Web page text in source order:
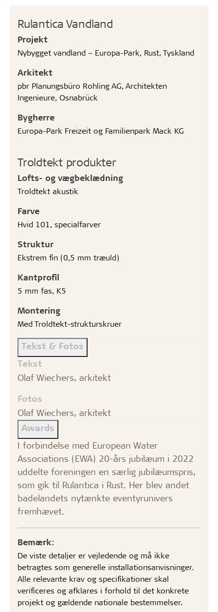
Rulantica Vandland
Projekt
Nybygget vandland – Europa-Park, Rust, Tyskland
Arkitekt
pbr Planungsbüro Rohling AG, Architekten
Ingenieure, Osnabrück
Bygherre
Europa-Park Freizeit og Familienpark Mack KG
Troldtekt produkter
Lofts- og vægbeklædning
Troldtekt akustik
Farve
Hvid 101, specialfarver
Struktur
Ekstrem fin (0,5 mm træuld)
Kantprofil
5 mm fas, K5
Montering
Med Troldtekt-strukturskruer
Tekst & Fotos
Tekst
Olaf Wiechers, arkitekt
Fotos
Olaf Wiechers, arkitekt
Awards
I forbindelse med European Water
Associations (EWA) 20-års jubilæum i 2022
uddelte foreningen en særlig jubilæumspris,
som gik til Rulantica i Rust. Her blev andet
badelandets nytænkte eventyrunivers
fremhævet.
Bemærk:
De viste detaljer er vejledende og må ikke
betragtes som generelle installationsanvisninger.
Alle relevante krav og specifikationer skal
verificeres og afklares i forhold til det konkrete
projekt og gældende nationale bestemmelser.